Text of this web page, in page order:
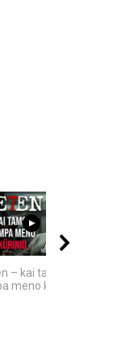
17:50
– kai tamsa
meno kūriniu